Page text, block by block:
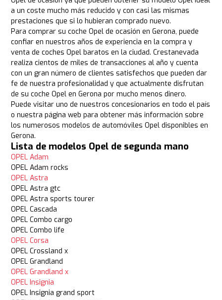
a un coste mucho más reducido y con casi las mismas
prestaciones que si lo hubieran comprado nuevo.
Para comprar su coche Opel de ocasión en Gerona, puede
confiar en nuestros años de experiencia en la compra y
venta de coches Opel baratos en la ciudad. Crestanevada
realiza cientos de miles de transacciones al año y cuenta
con un gran número de clientes satisfechos que pueden dar
fe de nuestra profesionalidad y que actualmente disfrutan
de su coche Opel en Gerona por mucho menos dinero.
Puede visitar uno de nuestros concesionarios en todo el país
o nuestra página web para obtener más información sobre
los numerosos modelos de automóviles Opel disponibles en
Gerona.
Lista de modelos Opel de segunda mano
OPEL Adam
OPEL Adam rocks
OPEL Astra
OPEL Astra gtc
OPEL Astra sports tourer
OPEL Cascada
OPEL Combo cargo
OPEL Combo life
OPEL Corsa
OPEL Crossland x
OPEL Grandland
OPEL Grandland x
OPEL Insignia
OPEL Insignia grand sport